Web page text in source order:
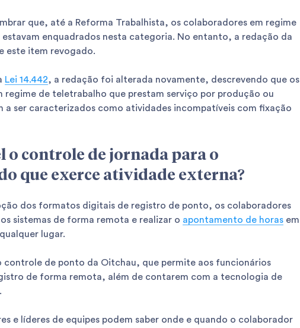
que, até a Reforma Trabalhista, os colaboradores em regime
enquadrados nesta categoria. No entanto, a redação da
este item revogado.
Lei 14.442, a redação foi alterada novamente, descrevendo que os
regime de teletrabalho que prestam serviço por produção ou
a ser caracterizados como atividades incompatíveis com fixação
o controle de jornada para o
que exerce atividade externa?
dos formatos digitais de registro de ponto, os colaboradores
sistemas de forma remota e realizar o apontamento de horas em
lugar.
controle de ponto da Oitchau, que permite aos funcionários
de forma remota, além de contarem com a tecnologia de
e líderes de equipes podem saber onde e quando o colaborador